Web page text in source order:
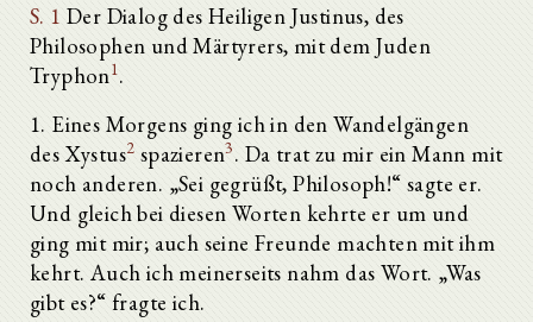
S. 1 Der Dialog des Heiligen Justinus, des
Philosophen und Märtyrers, mit dem Juden
Tryphon1.
1. Eines Morgens ging ich in den Wandelgängen
des Xystus2 spazieren3. Da trat zu mir ein Mann mit
noch anderen. „Sei gegrüßt, Philosoph!“ sagte er.
Und gleich bei diesen Worten kehrte er um und
ging mit mir; auch seine Freunde machten mit ihm
kehrt. Auch ich meinerseits nahm das Wort. „Was
gibt es?“ fragte ich.